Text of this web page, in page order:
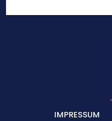
IMPRESSUM